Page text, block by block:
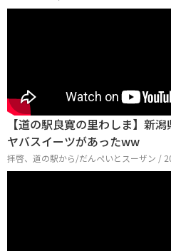
【道の駅良寛の里わしま】新
ヤバスイーツがあったww
拝啓、道の駅から/だんぺいとスーザン /